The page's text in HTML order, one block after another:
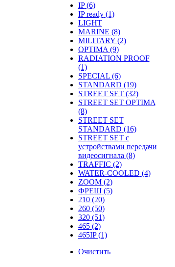
IP (6)
IP ready (1)
LIGHT
MARINE (8)
MILITARY (2)
OPTIMA (9)
RADIATION PROOF
(1)
SPECIAL (6)
STANDARD (19)
STREET SET (32)
STREET SET OPTIMA
(8)
STREET SET
STANDARD (16)
STREET SET с
устройствами передачи
видеосигнала (8)
TRAFFIC (2)
WATER-COOLED (4)
ZOOM (2)
ФРЕШ (5)
210 (20)
260 (50)
320 (51)
465 (2)
465IP (1)
Очистить